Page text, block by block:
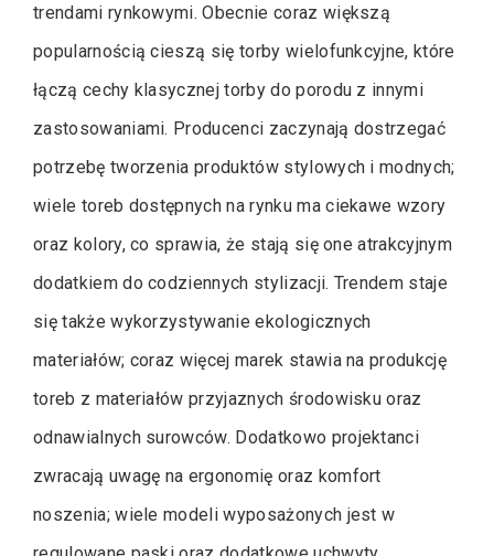
trendami rynkowymi. Obecnie coraz większą
popularnością cieszą się torby wielofunkcyjne, które
łączą cechy klasycznej torby do porodu z innymi
zastosowaniami. Producenci zaczynają dostrzegać
potrzebę tworzenia produktów stylowych i modnych;
wiele toreb dostępnych na rynku ma ciekawe wzory
oraz kolory, co sprawia, że stają się one atrakcyjnym
dodatkiem do codziennych stylizacji. Trendem staje
się także wykorzystywanie ekologicznych
materiałów; coraz więcej marek stawia na produkcję
toreb z materiałów przyjaznych środowisku oraz
odnawialnych surowców. Dodatkowo projektanci
zwracają uwagę na ergonomię oraz komfort
noszenia; wiele modeli wyposażonych jest w